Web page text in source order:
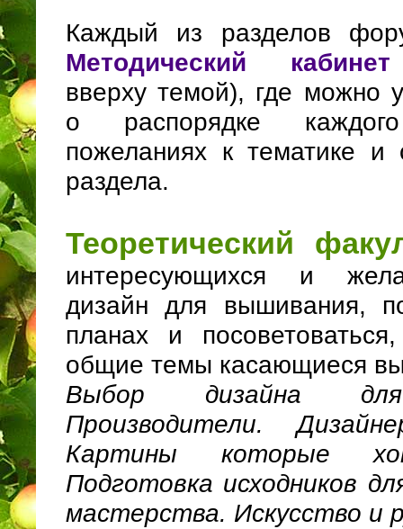
Каждый из разделов
Методический кабинет
вверху темой), где можно
о распорядке
пожеланиях к тематике
раздела.
Теоретический
интересующихся и
дизайн для вышивания,
планах и
общие темы касающиеся
Выбор дизайна
Производители.
Картины которые
Подготовка исходников
мастерства. Искусство и